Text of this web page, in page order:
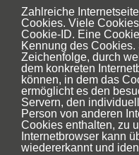
Zahlreiche
Cookies. Viele
Cookie-ID. Eine
Kennung des
Zeichenfolge, durch
dem konkreten
können, in dem das
ermöglicht es den
Servern, den
Person von anderen
Cookies enthalten, zu
Internetbrowser kann
wiedererkannt und